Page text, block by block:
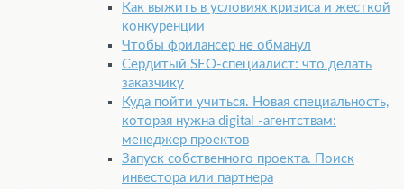
Как выжить в условиях кризиса и жесткой
конкуренции
Чтобы фрилансер не обманул
Сердитый SEO-специалист: что делать
заказчику
Куда пойти учиться. Новая специальность,
которая нужна digital -агентствам:
менеджер проектов
Запуск собственного проекта. Поиск
инвестора или партнера